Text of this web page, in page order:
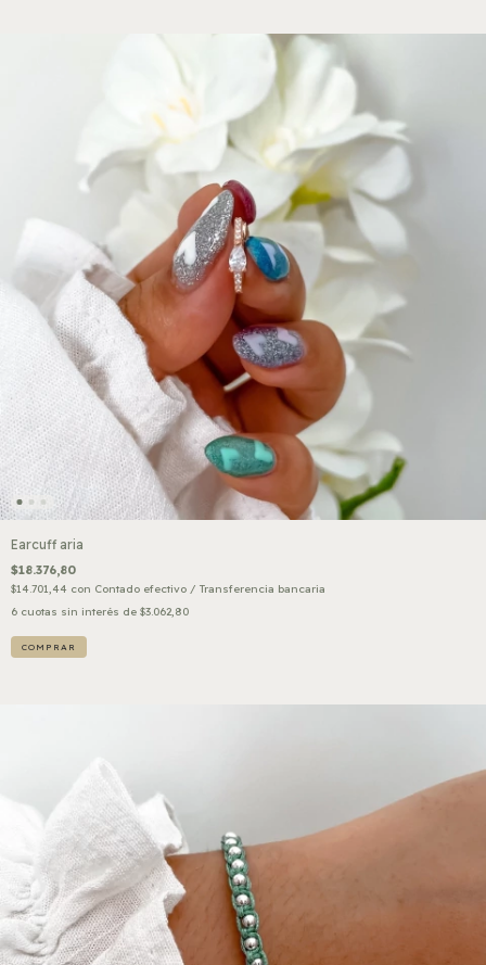
Earcuff aria
$18.376,80
$14.701,44 con Contado efectivo / Transferencia bancaria
6 cuotas sin interés de $3.062,80